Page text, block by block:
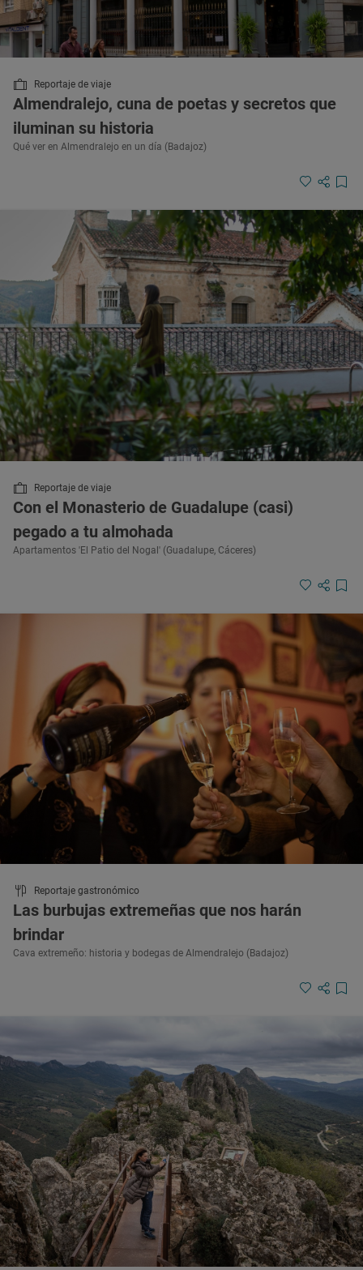
Reportaje de viaje
Almendralejo, cuna de poetas y secretos que
iluminan su historia
Qué ver en Almendralejo en un día (Badajoz)
Reportaje de viaje
Con el Monasterio de Guadalupe (casi)
pegado a tu almohada
Apartamentos 'El Patio del Nogal' (Guadalupe, Cáceres)
Reportaje gastronómico
Las burbujas extremeñas que nos harán
brindar
Cava extremeño: historia y bodegas de Almendralejo (Badajoz)